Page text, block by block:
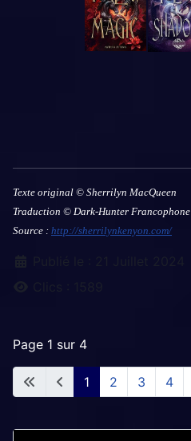
Texte original © Sherrilyn MacQueen
Traduction © Dark-Hunter Francophone
Source : http://sherrilynkenyon.com/
Page 1 sur 4
1 2 3 4